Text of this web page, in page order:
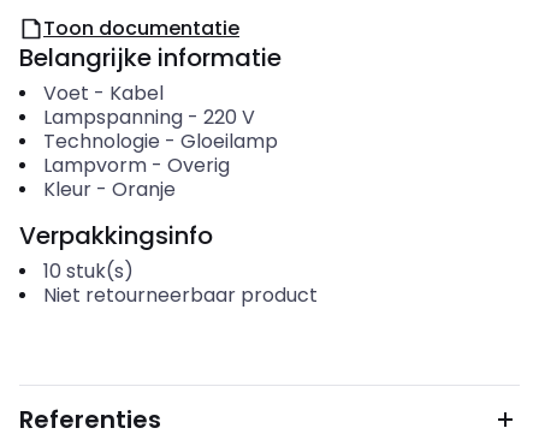
Toon documentatie
Belangrijke informatie
Voet - Kabel
Lampspanning- 220 V
Technologie - Gloeilamp
Lampvorm- Overig
Kleur- Oranje
Verpakkingsinfo
10 stuk(s)
Niet retourneerbaar product
Referenties